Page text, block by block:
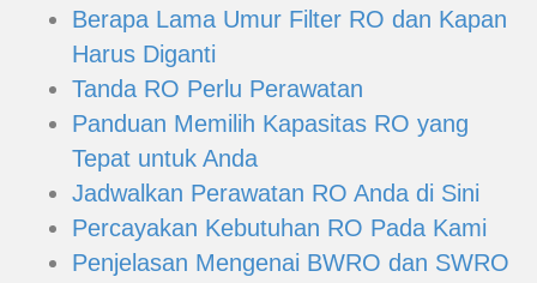
Berapa Lama Umur Filter RO dan Kapan
Harus Diganti
Tanda RO Perlu Perawatan
Panduan Memilih Kapasitas RO yang
Tepat untuk Anda
Jadwalkan Perawatan RO Anda di Sini
Percayakan Kebutuhan RO Pada Kami
Penjelasan Mengenai BWRO dan SWRO